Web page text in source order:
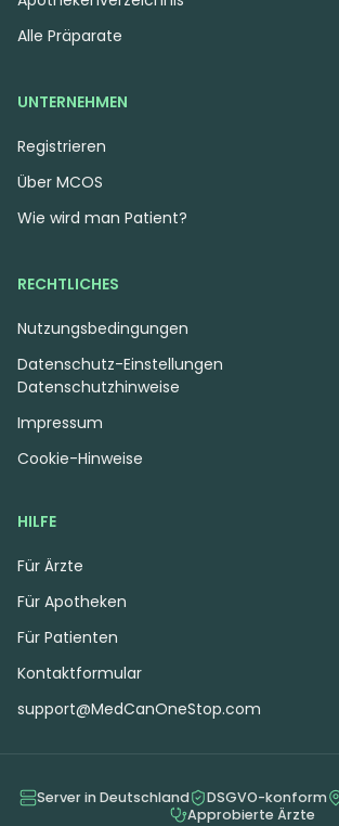
Alle Präparate
UNTERNEHMEN
Registrieren
Über MCOS
Wie wird man Patient?
HILFE
Für Ärzte
Für Apotheken
Für Patienten
Kontaktformular
support@MedCanOneStop.com
RECHTLICHES
Nutzungsbedingungen
Datenschutzhinweise
Impressum
Cookie-Hinweise
Datenschutz-Einstellungen
Server in Deutschland DSGVO-konform
Approbierte Ärzte